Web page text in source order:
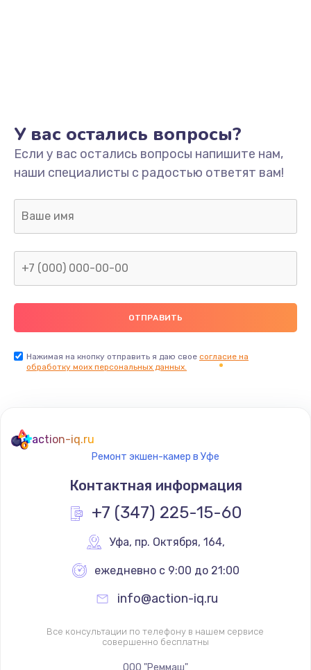
Обновление ПО
500 руб.
Заказать
Замена датчиков управления, высоты, движения
600 руб.
Заказать
Замена кнопок
500 руб.
Заказать
Замена лампы
500 руб.
Заказать
У вас остались вопросы?
Если у вас остались вопросы напишите нам,
наши специалисты с радостью ответят вам!
Нажимая на кнопку отправить я даю свое согласие на
обработку моих персональных данных.
action-iq.ru
Ремонт экшен-камер в Уфе
Контактная информация
+7 (347) 225-15-60
Уфа, пр. Октября, 164,
ежедневно с 9:00 до 21:00
info@action-iq.ru
Все консультации по телефону в нашем сервисе
совершенно бесплатны
ООО "Реммаш"